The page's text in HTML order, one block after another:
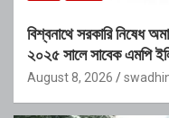
বিশ্বনাথে সরকারি নিষেধ
২০২৫ সালে সাবেক এমপি
অভিযোগ
August 8, 2026